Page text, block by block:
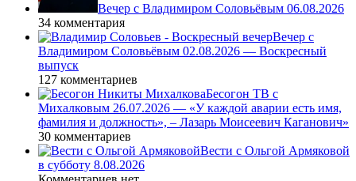
Вечер с Владимиром Соловьёвым 06.08.2026
34 комментария
Вечер с
Владимиром Соловьёвым 02.08.2026 — Воскресный
выпуск
127 комментариев
Бесогон ТВ с
Михалковым 26.07.2026 — «У каждой аварии есть имя,
фамилия и должность», – Лазарь Моисеевич Каганович»
30 комментариев
Вести с Ольгой Армяковой
в субботу 8.08.2026